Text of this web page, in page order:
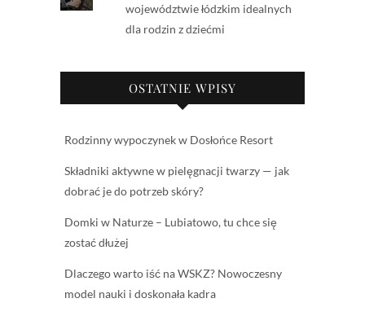
województwie łódzkim idealnych
dla rodzin z dziećmi
OSTATNIE WPISY
Rodzinny wypoczynek w Dosłońce Resort
Składniki aktywne w pielęgnacji twarzy — jak
dobrać je do potrzeb skóry?
Domki w Naturze – Lubiatowo, tu chce się
zostać dłużej
Dlaczego warto iść na WSKZ? Nowoczesny
model nauki i doskonała kadra